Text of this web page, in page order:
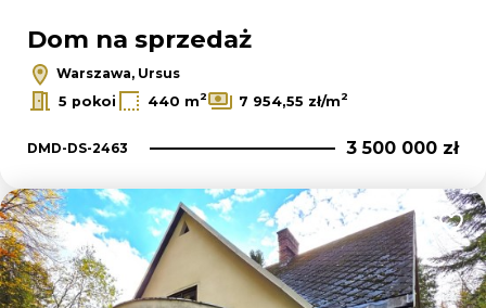
Dom na sprzedaż
Warszawa, Ursus
5 pokoi
440 m2 7 954,55 zł/m2
DMD-DS-2463 3 500 000 zł